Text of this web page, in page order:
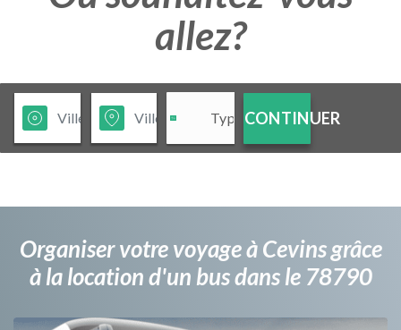
allez?
CONTINUER
Organiser votre voyage à Cevins grâce
à la location d'un bus dans le 78790